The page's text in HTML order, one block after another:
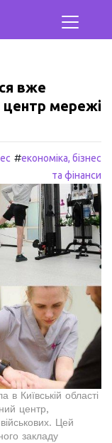
вже
центр мережі
#економіка, бізнес
та фінанси
в Київській області
центр,
Цей
закладу